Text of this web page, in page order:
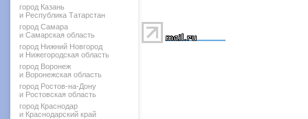
город Казань
и Республика Татарстан
город Самара
и Самарская область
город Нижний Новгород
и Нижегородская область
город Воронеж
и Воронежская область
город Ростов-на-Дону
и Ростовская область
город Краснодар
и Краснодарский край